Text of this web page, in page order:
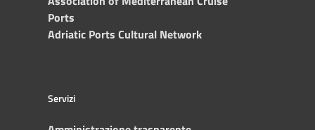
Ports
Adriatic Ports Cultural Network
Servizi